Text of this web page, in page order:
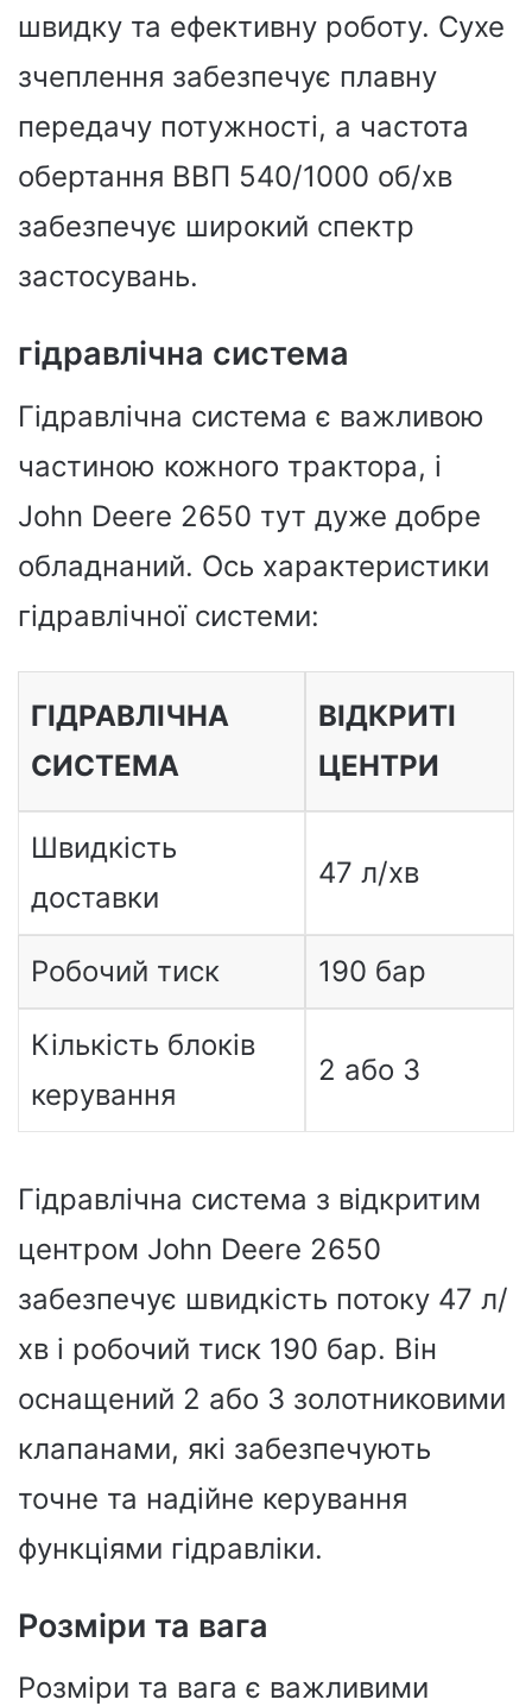
швидку та ефективну роботу. Сухе
зчеплення забезпечує плавну
передачу потужності, а частота
обертання ВВП 540/1000 об/хв
забезпечує широкий спектр
застосувань.
гідравлічна система
Гідравлічна система є важливою
частиною кожного трактора, і
John Deere 2650 тут дуже добре
обладнаний. Ось характеристики
гідравлічної системи:
ГІДРАВЛІЧНА
СИСТЕМА
ВІДКРИТІ
ЦЕНТРИ
Швидкість
доставки
47 л/хв
Робочий тиск 190 бар
Кількість блоків
керування
2 або 3
Гідравлічна система з відкритим
центром John Deere 2650
забезпечує швидкість потоку 47 л/
хв і робочий тиск 190 бар. Він
оснащений 2 або 3 золотниковими
клапанами, які забезпечують
точне та надійне керування
функціями гідравліки.
Розміри та вага
Розміри та вага є важливими